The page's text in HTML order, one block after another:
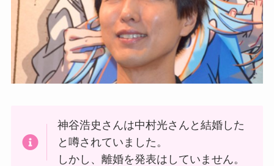
神谷浩史さんは中村光さんと結婚した
と噂されていました。
しかし、離婚を発表はしていません。